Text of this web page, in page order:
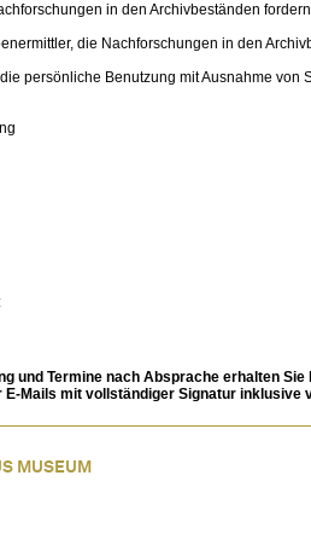
in den Archivbeständen
die Nachforschungen in den
persönliche Benutzung mit Ausnahme
und Termine nach Absprache erhalten Sie
E-Mails mit vollständiger Signatur
MUSEUM